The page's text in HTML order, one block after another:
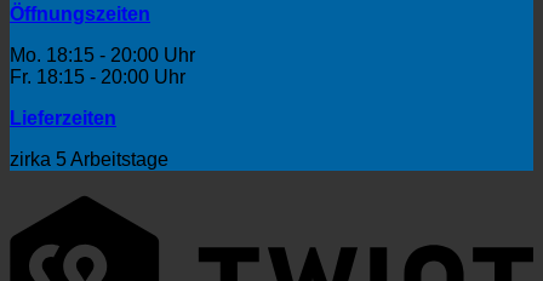
Öffnungszeiten
Mo. 18:15 - 20:00 Uhr
Fr. 18:15 - 20:00 Uhr
Lieferzeiten
zirka 5 Arbeitstage